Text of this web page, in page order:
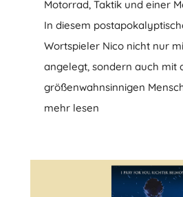
Motorrad, Taktik und einer
In diesem
Wortspieler Nico nicht nur
angelegt, sondern auch mit
größenwahnsinnigen
mehr lesen